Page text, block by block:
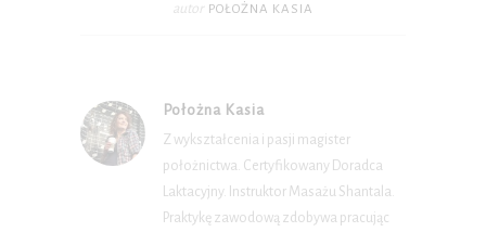
autor POŁOŻNA KASIA
Położna Kasia
Z wykształcenia i pasji magister
położnictwa. Certyfikowany Doradca
Laktacyjny. Instruktor Masażu Shantala.
Praktykę zawodową zdobywa pracując